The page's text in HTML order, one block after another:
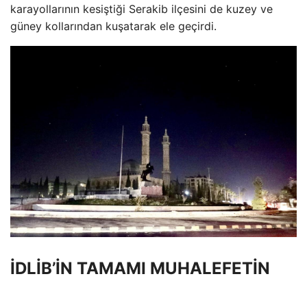
karayollarının kesiştiği Serakib ilçesini de kuzey ve
güney kollarından kuşatarak ele geçirdi.
İDLİB’İN TAMAMI MUHALEFETİN